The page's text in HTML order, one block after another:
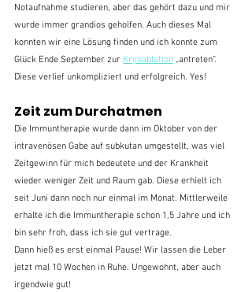
Notaufnahme studieren, aber das gehört dazu und mir
wurde immer grandios geholfen. Auch dieses Mal
konnten wir eine Lösung finden und ich konnte zum
Glück Ende September zur Kryoablation „antreten“.
Diese verlief unkompliziert und erfolgreich. Yes!
Zeit zum Durchatmen
Die Immuntherapie wurde dann im Oktober von der
intravenösen Gabe auf subkutan umgestellt, was viel
Zeitgewinn für mich bedeutete und der Krankheit
wieder weniger Zeit und Raum gab. Diese erhielt ich
seit Juni dann noch nur einmal im Monat. Mittlerweile
erhalte ich die Immuntherapie schon 1,5 Jahre und ich
bin sehr froh, dass ich sie gut vertrage.
Dann hieß es erst einmal Pause! Wir lassen die Leber
jetzt mal 10 Wochen in Ruhe. Ungewohnt, aber auch
irgendwie gut!